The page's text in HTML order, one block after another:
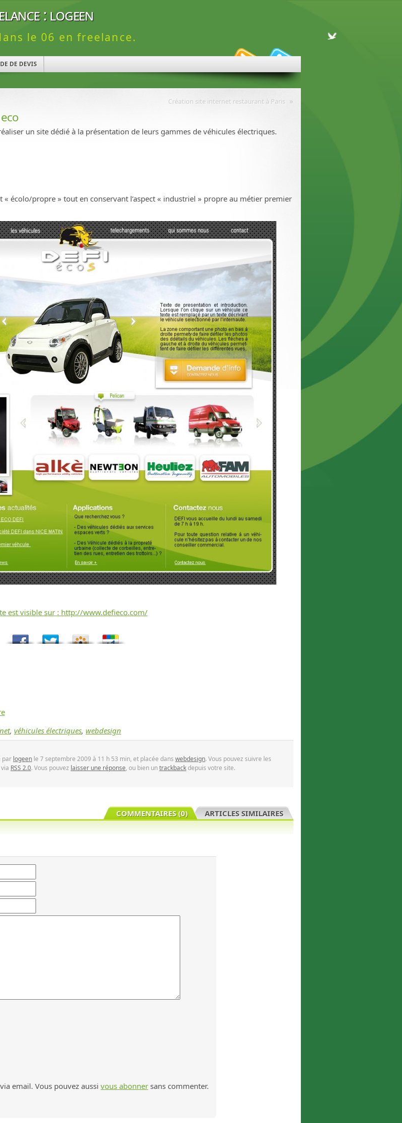
: logeen
le 06 en freelance.
DE DEVIS
Création site internet restaurant à Paris »
un site dédié à la présentation de leurs gammes de véhicules électriques.
« écolo/propre » tout en conservant l’aspect « industriel » propre au métier premier
est visible sur : http://www.defieco.com/
, véhicules électriques, webdesign
par logeen le 7 septembre 2009 à 11 h 53 min, et placée dans webdesign. Vous pouvez suivre les
RSS 2.0. Vous pouvez laisser une réponse, ou bien untrackbackdepuis votre site.
ARTICLES SIMILAIRES
COMMENTAIRES (0)
email. Vous pouvez aussi vous abonner sans commenter.